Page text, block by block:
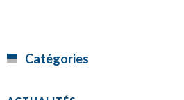
Catégories